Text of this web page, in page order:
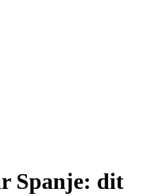
Spanje: dit